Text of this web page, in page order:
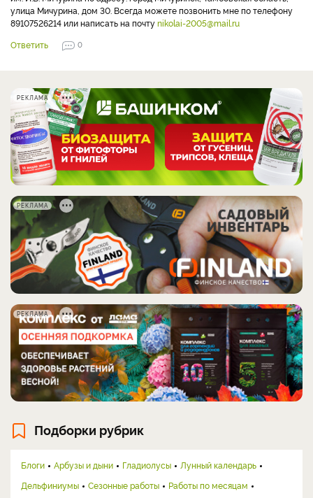
улица Мичурина, дом 30. Всегда можете позвонить мне по телефону
89107526214 или написать на почтуnikolai-2005@mail.ru
Ответить
0
РЕКЛАМА
РЕКЛАМА
РЕКЛАМА
Подборки рубрик
Блоги Арбузы и дыни Гладиолусы
Лунный календарь
Дельфиниумы
Сезонные работы
Работы по месяцам